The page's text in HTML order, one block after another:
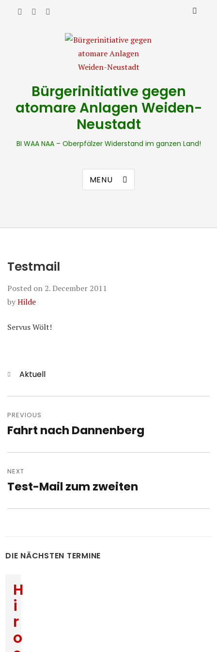
Bürgerinitiative gegen
atomare Anlagen Weiden-
Neustadt
BI WAA NAA – Oberpfälzer Widerstand im ganzen Land!
MENU
Testmail
Posted on 2. December 2011
byHilde
Servus Wölt!
Categories
Aktuell
navigation
PREVIOUS
Previous
Fahrt nach Dannenberg
NEXT
Next
Test-Mail zum zweiten
DIE NÄCHSTEN TERMINE
H
i
r
o